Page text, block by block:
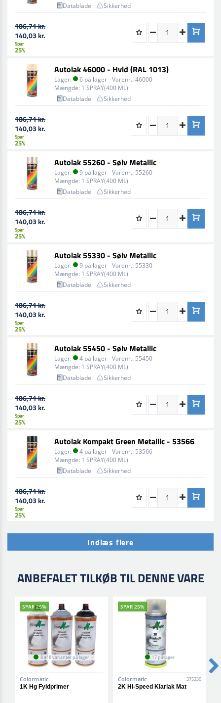
Datablade Sikkerhed
186,71 kr.
140,03 kr.
Spar
25%
Autolak 46000 - Hvid (RAL 1013)
Lager: 6 på lager Varenr.: 46000
Mængde: 1 SPRAY(400 ML)
Datablade
Sikkerhed
186,71 kr.
140,03 kr.
Spar
25%
Autolak 55260 - Sølv Metallic
Lager: 9 på lager Varenr.: 55260
Mængde: 1 SPRAY(400 ML)
Datablade
Sikkerhed
186,71 kr.
140,03 kr.
Spar
25%
Autolak 55330 - Sølv Metallic
Lager: 9 på lager Varenr.: 55330
Mængde: 1 SPRAY(400 ML)
Datablade
Sikkerhed
186,71 kr.
140,03 kr.
Spar
25%
Autolak 55450 - Sølv Metallic
Lager: 4 på lager Varenr.: 55450
Mængde: 1 SPRAY(400 ML)
Datablade
Sikkerhed
186,71 kr.
140,03 kr.
Spar
25%
Autolak Kompakt Green Metallic - 53566
Lager: 4 på lager Varenr.: 53566
Mængde: 1 SPRAY(400 ML)
Datablade
Sikkerhed
186,71 kr.
140,03 kr.
Spar
25%
Indlæs flere
ANBEFALET TILKØB TIL DENNE VARE
SPAR 25%
8 af 8 varianter på lager
Colormatic
1K Hg Fyldprimer
SPAR 25%
17 på lager
Colormatic 375330
2K Hi-Speed Klarlak Mat